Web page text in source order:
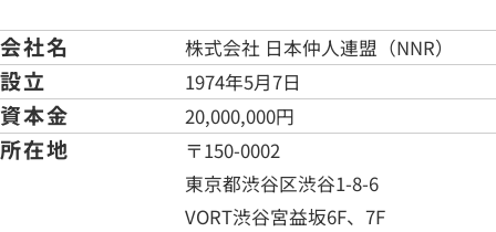
会社名 株式会社 日本仲人連盟（NNR）
設立 1974年5月7日
資本金 20,000,000円
所在地
〒150-0002
東京都渋谷区渋谷1-8-6
VORT渋谷宮益坂6F、7F